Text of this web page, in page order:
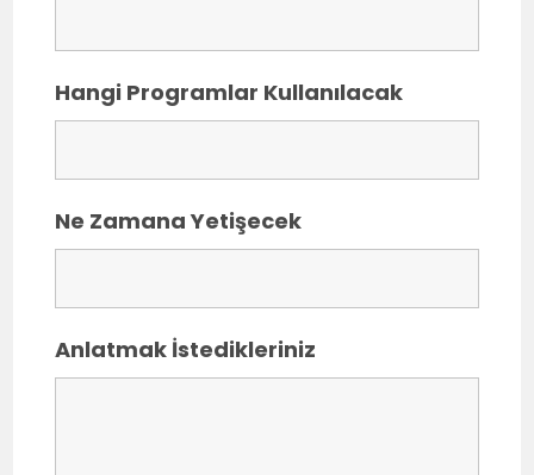
Hangi Programlar Kullanılacak
Ne Zamana Yetişecek
Anlatmak İstedikleriniz